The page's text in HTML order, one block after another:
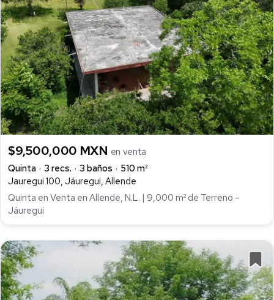
$9,500,000 MXN en venta
Quinta
3 recs. 3 baños
510 m²
Jauregui 100, Jáuregui, Allende
Quinta en Venta en Allende, N.L. | 9,000 m² de Terreno –
Jáuregui